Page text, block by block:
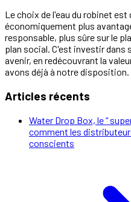
Le choix de l'eau du robinet
économiquement plus
responsable, plus sûre sur le
plan social. C'est investir dans
avenir, en redécouvrant la
avons déjà à notre disposition.
Articles récents
Water Drop Box, le “
comment les
conscients